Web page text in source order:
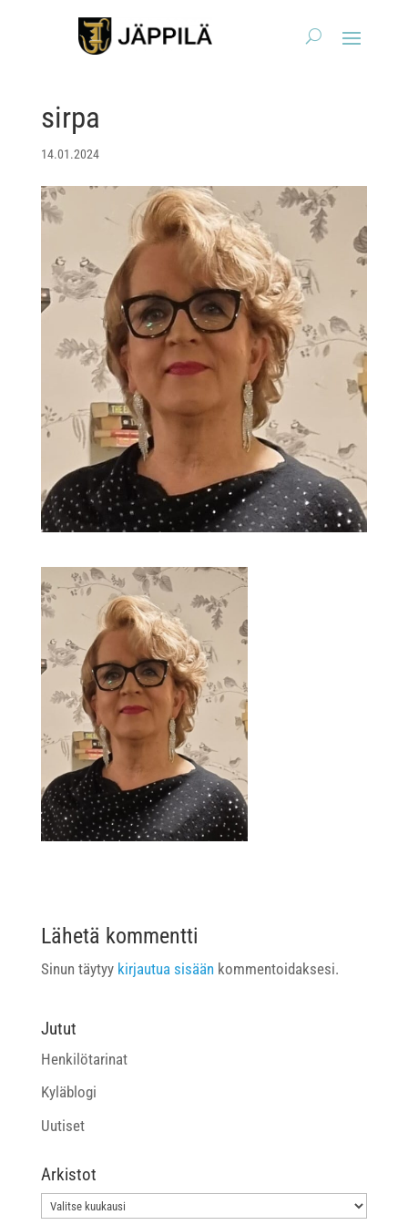
sirpa
14.01.2024
Lähetä kommentti
Sinun täytyy kirjautua sisäänkommentoidaksesi.
Jutut
Henkilötarinat
Kyläblogi
Uutiset
Arkistot
Arkistot